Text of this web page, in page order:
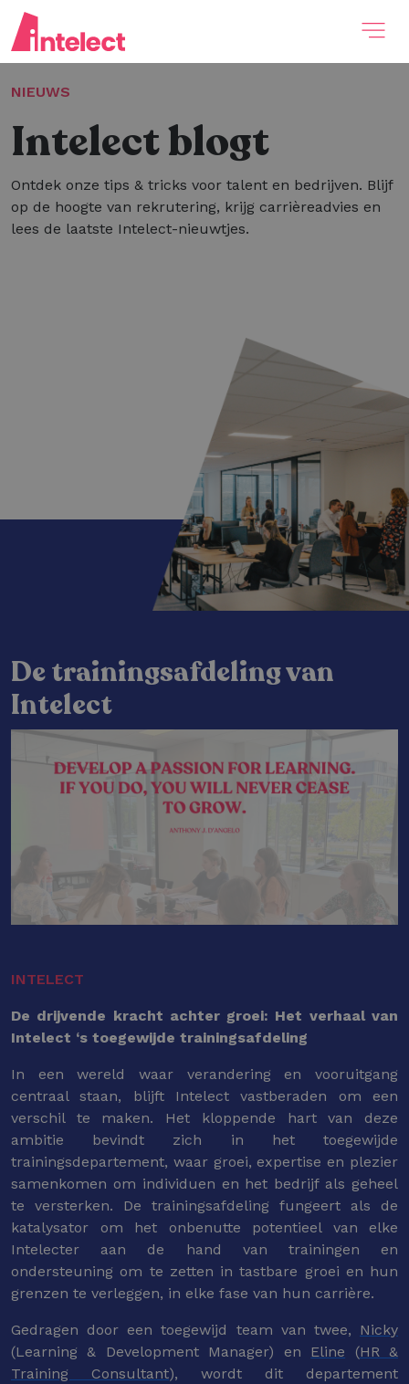
NIEUWS
Intelect blogt
Ontdek onze tips & tricks voor talent en bedrijven. Blijf
op de hoogte van rekrutering, krijg carrièreadvies en
lees de laatste Intelect-nieuwtjes.
De trainingsafdeling van
Intelect
INTELECT
De drijvende kracht achter groei: Het verhaal van
Intelect ‘s toegewijde trainingsafdeling
In een wereld waar verandering en vooruitgang
centraal staan, blijft Intelect vastberaden om een
verschil te maken. Het kloppende hart van deze
ambitie bevindt zich in het toegewijde
trainingsdepartement, waar groei, expertise en plezier
samenkomen om individuen en het bedrijf als geheel
te versterken. De trainingsafdeling fungeert als de
katalysator om het onbenutte potentieel van elke
Intelecter aan de hand van trainingen en
ondersteuning om te zetten in tastbare groei en hun
grenzen te verleggen, in elke fase van hun carrière.
Gedragen door een toegewijd team van twee, Nicky
(Learning & Development Manager) en Eline (HR &
Training Consultant), wordt dit departement